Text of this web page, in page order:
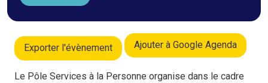
Exporter l'évènement Ajouter à Google Agenda
Le Pôle Services à la Personne organise dans le cadre